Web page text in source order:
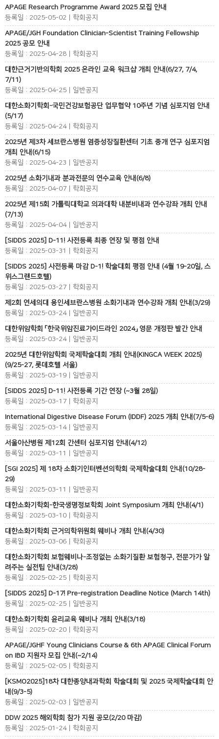
APAGE Research Programme Award 2025 모집 안내
등록일 : 2025-05-02 | 학회공지
APAGE/JGH Foundation Clinician-Scientist Training Fellowship
2025 공모 안내
등록일 : 2025-04-28 | 학회공지
대한근거기반의학회 2025 온라인 교육 워크샵 개최 안내(6/27, 7/4,
7/11)
등록일 : 2025-04-25 | 일반공지
대한소화기학회-국민건강보험공단 업무협약 10주년 기념 심포지엄 안내
(5/17)
등록일 : 2025-04-24 | 학회공지
2025년 제3차 세브란스병원 염증성장질환센터 기초 중개 연구 심포지엄
개최 안내(6/15)
등록일 : 2025-04-23 | 일반공지
2025년 소화기내과 분과전문의 연수교육 안내(6/8)
등록일 : 2025-04-07 | 학회공지
2025년 제15회 가톨릭대학교 의과대학 내분비내과 연수강좌 개최 안내
(7/13)
등록일 : 2025-04-04 | 일반공지
[SIDDS 2025] D-11! 사전등록 최종 연장 및 평점 안내
등록일 : 2025-03-31 | 학회공지
[SIDDS 2025] 사전등록 마감 D-1! 학술대회 평점 안내 (4월 19-20일, 스
위스그랜드호텔)
등록일 : 2025-03-27 | 학회공지
제2회 연세의대 용인세브란스병원 소화기내과 연수강좌 개최 안내(3/29)
등록일 : 2025-03-24 | 일반공지
대한위암학회 「한국위암진료가이드라인 2024」 영문 개정판 발간 안내
등록일 : 2025-03-24 | 일반공지
2025년 대한위암학회 국제학술대회 개최 안내(KINGCA WEEK 2025)
(9/25-27, 롯데호텔 서울)
등록일 : 2025-03-19 | 일반공지
[SIDDS 2025] D-11! 사전등록 기간 연장 (~3월 28일)
등록일 : 2025-03-17 | 학회공지
International Digestive Disease Forum (IDDF) 2025 개최 안내(7/5-6)
등록일 : 2025-03-14 | 일반공지
서울아산병원 제12회 간센터 심포지엄 안내(4/12)
등록일 : 2025-03-11 | 일반공지
[SGI 2025] 제 18차 소화기인터벤션의학회 국제학술대회 안내(10/28-
29)
등록일 : 2025-03-11 | 일반공지
대한소화기학회-한국생명정보학회 Joint Symposium 개최 안내(4/1)
등록일 : 2025-03-10 | 학회공지
대한소화기학회 근거의학위원회 웨비나 개최 안내(4/30)
등록일 : 2025-03-06 | 학회공지
대한소화기학회 보험웨비나-조정없는 소화기질환 보험청구, 전문가가 알
려주는 실전팁 안내(3/28)
등록일 : 2025-02-25 | 학회공지
[SIDDS 2025] D-17! Pre-registration Deadline Notice (March 14th)
등록일 : 2025-02-25 | 일반공지
대한소화기학회 윤리교육 웨비나 개최 안내(3/18)
등록일 : 2025-02-20 | 학회공지
APAGE/JGHF Young Clinicians Course & 6th APAGE Clinical Forum
on IBD 지원자 모집 안내(~2/14)
등록일 : 2025-02-05 | 학회공지
[KSMO2025]18차 대한종양내과학회 학술대회 및 2025 국제학술대회 안
내(9/3-5)
등록일 : 2025-02-03 | 일반공지
DDW 2025 해외학회 참가 지원 공모(2/20 마감)
등록일 : 2025-01-24 | 학회공지